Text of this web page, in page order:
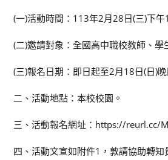
(一)活動時間：113年2月28日(三)下
(二)邀請對象：全國高中職校教師、學
(三)報名日期：即日起至2月18日(日)晚
二、活動地點：本校校園。
三、活動報名網址：https://reurl.cc/
四、活動文宣如附件1，敦請協助轉知